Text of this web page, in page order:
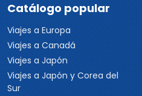
Catálogo popular
Viajes a Europa
Viajes a Canadá
Viajes a Japón
Viajes a Japón y Corea del
Sur